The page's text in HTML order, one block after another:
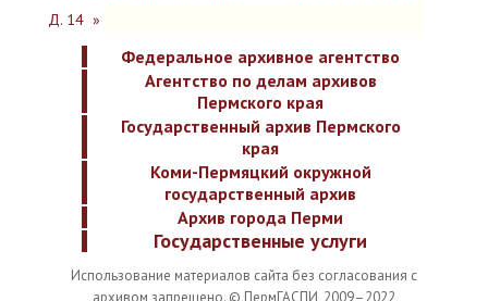
Д. 14 »
Федеральное архивное агентство
Агентство по делам архивов
Пермского края
Государственный архив Пермского
края
Коми-Пермяцкий окружной
государственный архив
Архив города Перми
Государственные услуги
Использование материалов сайта без согласования с
архивом запрещено. © ПермГАСПИ, 2009–2022